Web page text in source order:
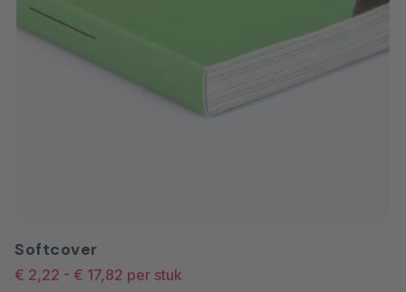
Softcover
€ 2,22 - € 17,82 per stuk